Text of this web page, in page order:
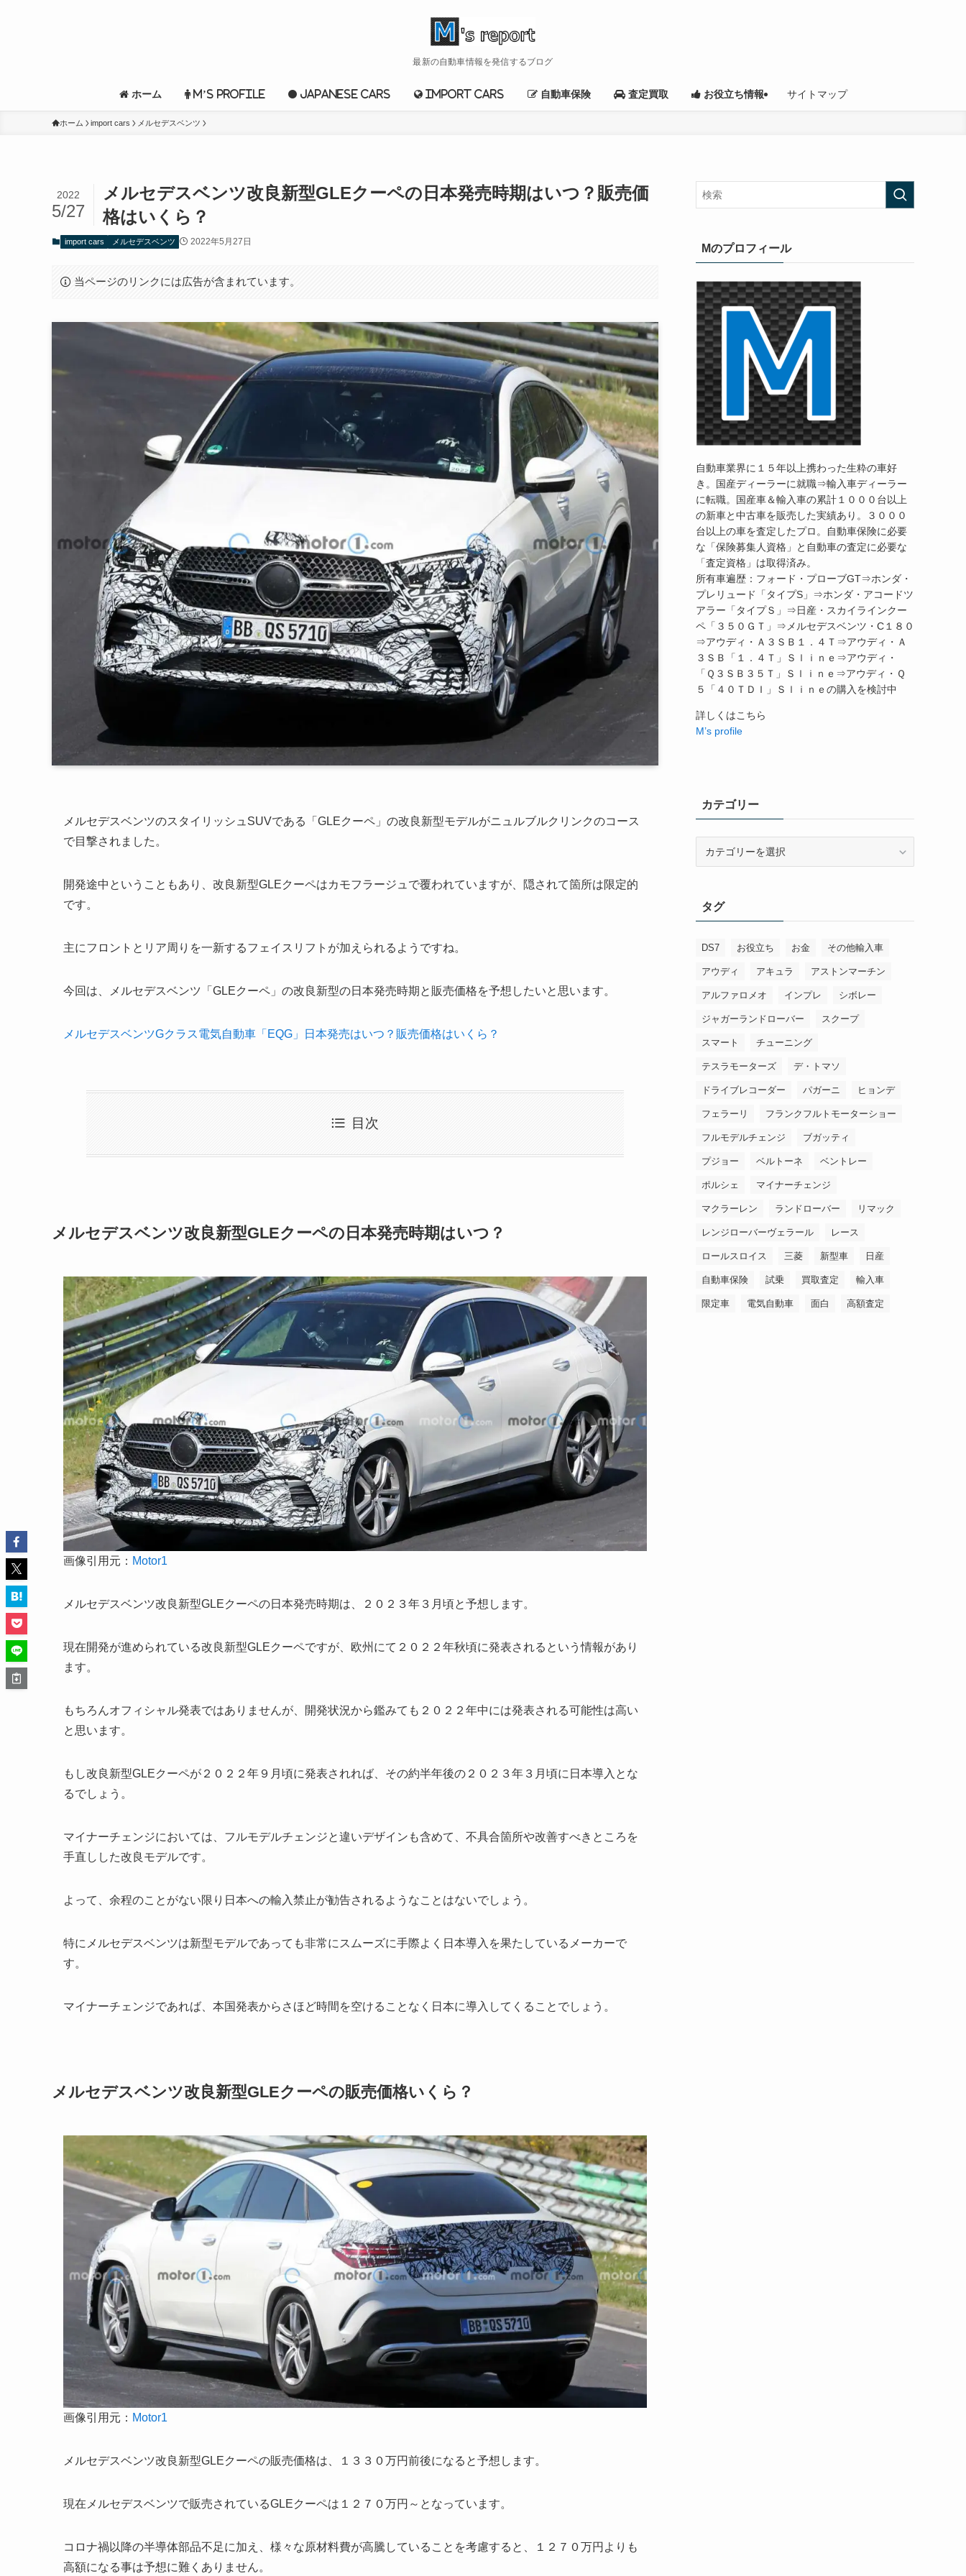
最新の自動車情報を発信するブログ
ホーム M’s profile Japanese cars import cars 自動車保険 査定買取 お役立ち情報 サイトマップ
ホーム import cars メルセデスベンツ
メルセデスベンツ改良新型GLEクーペの日本発売時期はいつ？販売価
格はいくら？
2022
5/27
import cars メルセデスベンツ 2022年5月27日
当ページのリンクには広告が含まれています。
メルセデスベンツのスタイリッシュSUVである「GLEクーペ」の改良新型モデルがニュルブルクリンクのコース
で目撃されました。
開発途中ということもあり、改良新型GLEクーペはカモフラージュで覆われていますが、隠されて箇所は限定的
です。
主にフロントとリア周りを一新するフェイスリフトが加えられるようですね。
今回は、メルセデスベンツ「GLEクーペ」の改良新型の日本発売時期と販売価格を予想したいと思います。
メルセデスベンツGクラス電気自動車「EQG」日本発売はいつ？販売価格はいくら？
目次
メルセデスベンツ改良新型GLEクーペの日本発売時期はいつ？
画像引用元： Motor1
メルセデスベンツ改良新型GLEクーペの日本発売時期は、 ２０２３年３月頃と予想します。
現在開発が進められている改良新型GLEクーペですが、欧州にて２０２２年秋頃に発表されるという情報があり
ます。
もちろんオフィシャル発表ではありませんが、開発状況から鑑みても２０２２年中には発表される可能性は高い
と思います。
もし改良新型GLEクーペが２０２２年９月頃に発表されれば、その約半年後の２０２３年３月頃に日本導入とな
るでしょう。
マイナーチェンジにおいては、フルモデルチェンジと違いデザインも含めて、不具合箇所や改善すべきところを
手直しした改良モデルです。
よって、余程のことがない限り日本への輸入禁止が勧告されるようなことはないでしょう。
特にメルセデスベンツは新型モデルであっても非常にスムーズに手際よく日本導入を果たしているメーカーで
す。
マイナーチェンジであれば、本国発表からさほど時間を空けることなく日本に導入してくることでしょう。
メルセデスベンツ改良新型GLEクーペの販売価格いくら？
画像引用元： Motor1
メルセデスベンツ改良新型GLEクーペの販売価格は、 １３３０万円前後になると予想します。
現在メルセデスベンツで販売されているGLEクーペは１２７０万円～となっています。
コロナ禍以降の半導体部品不足に加え、様々な原材料費が高騰していることを考慮すると、１２７０万円よりも
高額になる事は予想に難くありません。
Mのプロフィール
自動車業界に１５年以上携わった生粋の車好
き。国産ディーラーに就職⇒輸入車ディーラー
に転職。国産車＆輸入車の累計１０００台以上
の新車と中古車を販売した実績あり。３０００
台以上の車を査定したプロ。自動車保険に必要
な「保険募集人資格」と自動車の査定に必要な
「査定資格」は取得済み。
所有車遍歴：フォード・プローブGT⇒ホンダ・
プレリュード「タイプS」⇒ホンダ・アコードツ
アラー「タイプＳ」⇒日産・スカイラインクー
ペ「３５０ＧＴ」⇒メルセデスベンツ・C１８０
⇒アウディ・Ａ３ＳＢ１．４Ｔ⇒アウディ・Ａ
３ＳＢ「１．４Ｔ」Ｓｌｉｎｅ⇒アウディ・
「Ｑ３ＳＢ３５Ｔ」Ｓｌｉｎｅ⇒アウディ・Ｑ
５「４０ＴＤＩ」Ｓｌｉｎｅの購入を検討中
詳しくはこちら
M’s profile
カテゴリー
ータグ
DS7 お役立ち お金 その他輸入車
アウディ アキュラ アストンマーチン
アルファロメオ インプレ シボレー
ジャガーランドローバー スクープ
スマート チューニング
テスラモーターズ デ・トマソ
ドライブレコーダー パガーニ ヒョンデ
フェラーリ フランクフルトモーターショー
フルモデルチェンジ ブガッティ
プジョー ベルトーネ ベントレー
ポルシェ マイナーチェンジ
マクラーレン ランドローバー リマック
レンジローバーヴェラール レース
ロールスロイス 三菱 新型車 日産
自動車保険 試乗 買取査定 輸入車
限定車 電気自動車 面白 高額査定